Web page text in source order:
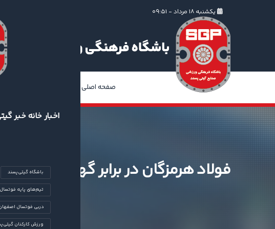
یکشنبه ۱۸ مرداد - ۰۹:۵۱
صفحه اصلی
اخبار خانه خبر
باشگاه گیتی‌پسند
تیم‌های پایه
دربی فوتسال
ورزش کارکنان
فولاد هرمزگان در برابر گهر زمین